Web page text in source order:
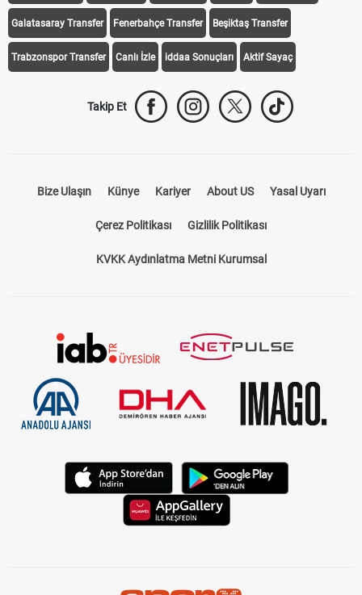
Galatasaray Transfer Fenerbahçe Transfer Beşiktaş Transfer
Trabzonspor Transfer Canlı İzle iddaa Sonuçları Aktif Sayaç
Takip Et
Bize Ulaşın Künye Kariyer About US Yasal Uyarı
Çerez Politikası Gizlilik Politikası
KVKK Aydınlatma Metni Kurumsal